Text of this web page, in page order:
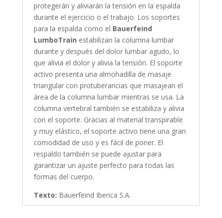
protegerán y aliviarán la tensión en la espalda
durante el ejercicio o el trabajo. Los soportes
para la espalda como el Bauerfeind
LumboTrain estabilizan la columna lumbar
durante y después del dolor lumbar agudo, lo
que alivia el dolor y alivia la tensión. El soporte
activo presenta una almohadilla de masaje
triangular con protuberancias que masajean el
área de la columna lumbar mientras se usa. La
columna vertebral también se estabiliza y alivia
con el soporte. Gracias al material transpirable
y muy elástico, el soporte activo tiene una gran
comodidad de uso y es fácil de poner. El
respaldo también se puede ajustar para
garantizar un ajuste perfecto para todas las
formas del cuerpo.
Texto: Bauerfeind Iberica S.A.